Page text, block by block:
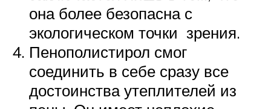
она более безопасна с
экологическом точки зрения.
Пенополистирол смог
соединить в себе сразу все
достоинства утеплителей из